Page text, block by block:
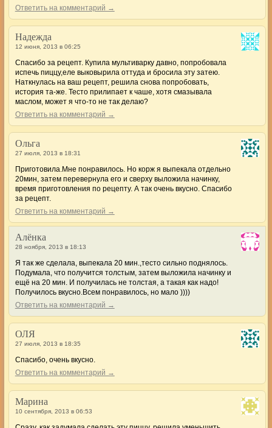
Ответить на комментарий →
Надежда
12 июня, 2013 в 06:25
Спасибо за рецепт. Купила мультиварку давно, попробовала
испечь пиццу,еле выковырила оттуда и бросила эту затею.
Наткнулась на ваш рецепт, решила снова попробовать,
история та-же. Тесто прилипает к чаше, хотя смазывала
маслом, может я что-то не так делаю?
Ответить на комментарий →
Ольга
27 июля, 2013 в 18:31
Приготовила.Мне понравилось. Но корж я выпекала отдельно
20мин, затем перевернула его и сверху выложила начинку,
время приготовления по рецепту. А так очень вкусно. Спасибо
за рецепт.
Ответить на комментарий →
Алёнка
28 ноября, 2013 в 18:13
Я так же сделала, выпекала 20 мин.,тесто сильно поднялось.
Подумала, что получится толстым, затем выложила начинку и
ещё на 20 мин. И получилась не толстая, а такая как надо!
Получилось вкусно.Всем понравилось, но мало ))))
Ответить на комментарий →
ОЛЯ
27 июля, 2013 в 18:35
Спасибо, очень вкусно.
Ответить на комментарий →
Марина
10 сентября, 2013 в 06:53